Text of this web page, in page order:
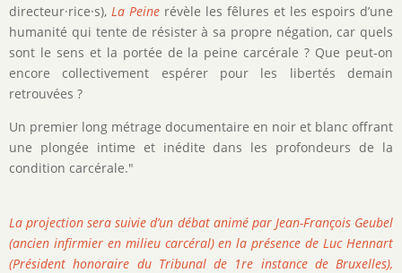
directeur·rice·s), La Peine révèle les fêlures et les espoirs d’une
humanité qui tente de résister à sa propre négation, car quels
sont le sens et la portée de la peine carcérale ? Que peut-on
encore collectivement espérer pour les libertés demain
retrouvées ?
Un premier long métrage documentaire en noir et blanc offrant
une plongée intime et inédite dans les profondeurs de la
condition carcérale."
La projection sera suivie d’un débat animé par Jean-François Geubel
(ancien infirmier en milieu carcéral) en la présence de Luc Hennart
(Président honoraire du Tribunal de 1re instance de Bruxelles),